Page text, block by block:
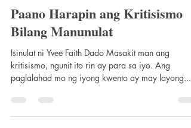
Ukiyoto Publishing
Nob 13, 2021
2 (na) min nang nabasa
Paano Harapin ang Kritisismo
Bilang Manunulat
Isinulat ni Yvee Faith Dado Masakit man ang
kritisismo, ngunit ito rin ay para sa iyo. Ang